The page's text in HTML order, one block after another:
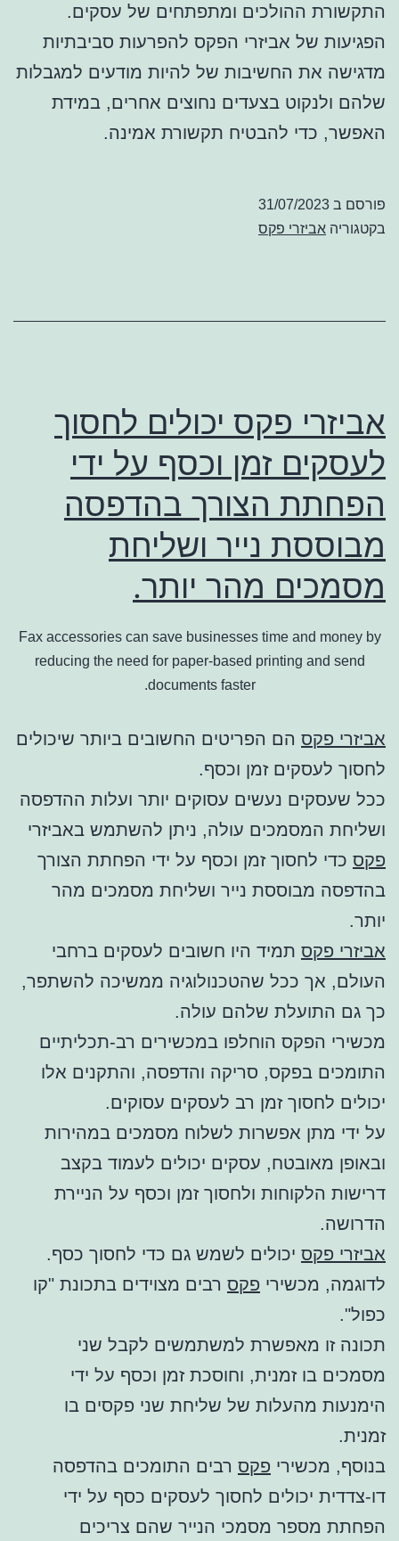
התקשורת ההולכים ומתפתחים של עסקים.
הפגיעות של אביזרי הפקס להפרעות סביבתיות
מדגישה את החשיבות של להיות מודעים למגבלות
שלהם ולנקוט בצעדים נחוצים אחרים, במידת
האפשר, כדי להבטיח תקשורת אמינה.
פורסם ב 31/07/2023
בקטגוריה אביזרי פקס
אביזרי פקס יכולים לחסוך
לעסקים זמן וכסף על ידי
הפחתת הצורך בהדפסה
מבוססת נייר ושליחת
מסמכים מהר יותר.
Fax accessories can save businesses time and money by
reducing the need for paper-based printing and send
documents faster.
אביזרי פקס הם הפריטים החשובים ביותר שיכולים
לחסוך לעסקים זמן וכסף.
ככל שעסקים נעשים עסוקים יותר ועלות ההדפסה
ושליחת המסמכים עולה, ניתן להשתמש באביזרי
פקס כדי לחסוך זמן וכסף על ידי הפחתת הצורך
בהדפסה מבוססת נייר ושליחת מסמכים מהר
יותר.
אביזרי פקס תמיד היו חשובים לעסקים ברחבי
העולם, אך ככל שהטכנולוגיה ממשיכה להשתפר,
כך גם התועלת שלהם עולה.
מכשירי הפקס הוחלפו במכשירים רב-תכליתיים
התומכים בפקס, סריקה והדפסה, והתקנים אלו
יכולים לחסוך זמן רב לעסקים עסוקים.
על ידי מתן אפשרות לשלוח מסמכים במהירות
ובאופן מאובטח, עסקים יכולים לעמוד בקצב
דרישות הלקוחות ולחסוך זמן וכסף על הניירת
הדרושה.
אביזרי פקס יכולים לשמש גם כדי לחסוך כסף.
לדוגמה, מכשירי פקס רבים מצוידים בתכונת "קו
כפול".
תכונה זו מאפשרת למשתמשים לקבל שני
מסמכים בו זמנית, וחוסכת זמן וכסף על ידי
הימנעות מהעלות של שליחת שני פקסים בו
זמנית.
בנוסף, מכשירי פקס רבים התומכים בהדפסה
דו-צדדית יכולים לחסוך לעסקים כסף על ידי
הפחתת מספר מסמכי הנייר שהם צריכים